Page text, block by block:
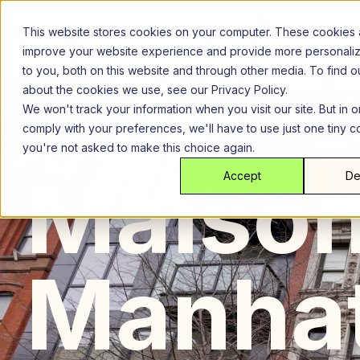
This website stores cookies on your computer. These cookies
improve your website experience and provide more
to you, both on this website and through other media. To find
about the cookies we use, see our Privacy Policy.
We won't track your information when you visit our site. But in
comply with your preferences, we'll have to use just one tiny
you're not asked to make this choice again.
Accept
Aller
contenu
Manhattan New York Ville